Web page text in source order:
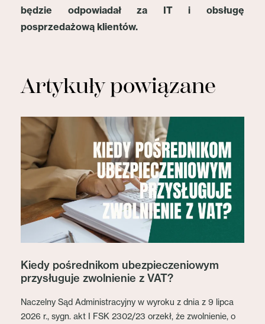
będzie odpowiadał za IT i obsługę
posprzedażową klientów.
Artykuły powiązane
Kiedy pośrednikom ubezpieczeniowym
przysługuje zwolnienie z VAT?
Naczelny Sąd Administracyjny w wyroku z dnia z 9 lipca
2026 r., sygn. akt I FSK 2302/23 orzekł, że zwolnienie, o